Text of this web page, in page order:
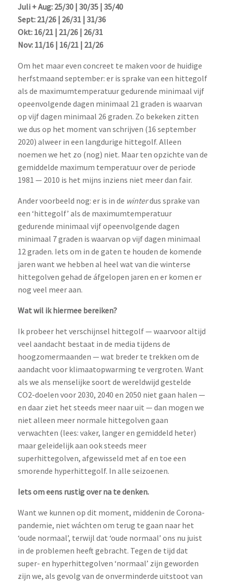
Juli + Aug: 25/30 | 30/35 | 35/40
Sept: 21/26 | 26/31 | 31/36
Okt: 16/21 | 21/26 | 26/31
Nov: 11/16 | 16/21 | 21/26
Om het maar even concreet te maken voor de huidige
herfstmaand september: er is sprake van een hittegolf
als de maximumtemperatuur gedurende minimaal vijf
opeenvolgende dagen minimaal 21 graden is waarvan
op vijf dagen minimaal 26 graden. Zo bekeken zitten
we dus op het moment van schrijven (16 september
2020) alweer in een langdurige hittegolf. Alleen
noemen we het zo (nog) niet. Maar ten opzichte van de
gemiddelde maximum temperatuur over de periode
1981 — 2010 is het mijns inziens niet meer dan fair.
Ander voorbeeld nog: er is in de winterdus sprake van
een ‘hittegolf’ als de maximumtemperatuur
gedurende minimaal vijf opeenvolgende dagen
minimaal 7 graden is waarvan op vijf dagen minimaal
12 graden. Iets om in de gaten te houden de komende
jaren want we hebben al heel wat van die winterse
hittegolven gehad de áfgelopen jaren en er komen er
nog veel meer aan.
Wat wil ik hiermee bereiken?
Ik probeer het verschijnsel hittegolf — waarvoor altijd
veel aandacht bestaat in de media tijdens de
hoogzomermaanden — wat breder te trekken om de
aandacht voor klimaatopwarming te vergroten. Want
als we als menselijke soort de wereldwijd gestelde
CO2-doelen voor 2030, 2040 en 2050 niet gaan halen —
en daar ziet het steeds meer naar uit — dan mogen we
niet alleen meer normale hittegolven gaan
verwachten (lees: vaker, langer en gemiddeld heter)
maar geleidelijk aan ook steeds meer
superhittegolven, afgewisseld met af en toe een
smorende hyperhittegolf. In alle seizoenen.
Iets om eens rustig over na te denken.
Want we kunnen op dit moment, middenin de Corona-
pandemie, niet wáchten om terug te gaan naar het
‘oude normaal’, terwijl dat ‘oude normaal’ ons nu juist
in de problemen heeft gebracht. Tegen de tijd dat
super- en hyperhittegolven ‘normaal’ zijn geworden
zijn we, als gevolg van de onverminderde uitstoot van